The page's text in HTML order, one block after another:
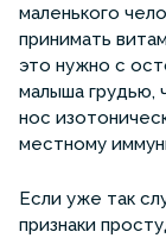
маленького
принимать
это нужно с
малыша грудью,
нос
местному
Если уже так
признаки